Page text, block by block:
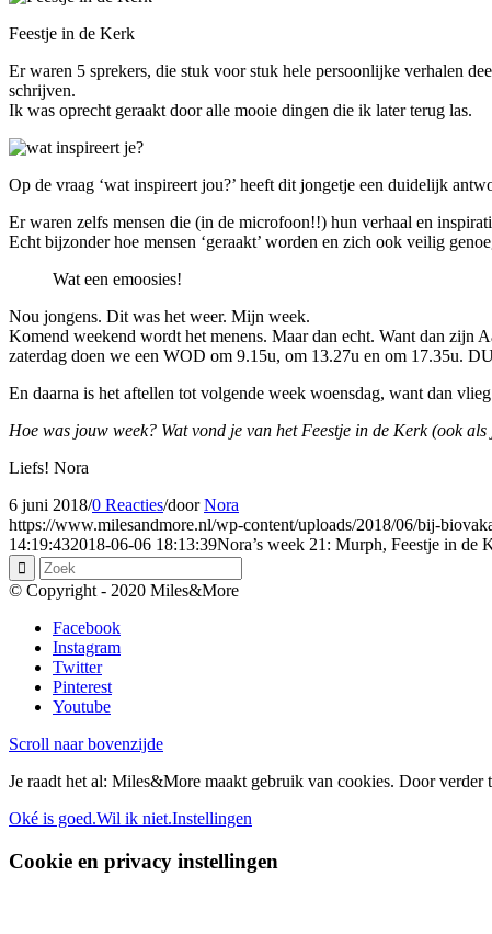
Feestje in de Kerk
Er waren 5 sprekers, die stuk voor stuk hele persoonlijke verhalen
schrijven.
Ik was oprecht geraakt door alle mooie dingen die ik later terug las.
Op de vraag ‘wat inspireert jou?’ heeft dit jongetje een duidelijk
Er waren zelfs mensen die (in de microfoon!!) hun verhaal en
Echt bijzonder hoe mensen ‘geraakt’ worden en zich ook veilig
Wat een emoosies!
Nou jongens. Dit was het weer. Mijn week.
Komend weekend wordt het menens. Maar dan echt. Want dan zijn
zaterdag doen we een WOD om 9.15u, om 13.27u en om 17.35u.
En daarna is het aftellen tot volgende week woensdag, want dan
Hoe was jouw week? Wat vond je van het Feestje in de Kerk (ook
Liefs! Nora
6 juni 2018/0 Reacties/doorNora
https://www.milesandmore.nl/wp-content/uploads/2018/06/bij-
14:19:432018-06-06 18:13:39Nora’s week 21: Murph, Feestje in de
© Copyright - 2020 Miles&More
Facebook
Instagram
Twitter
Pinterest
Youtube
Scroll naar bovenzijde
Je raadt het al: Miles&More maakt gebruik van cookies. Door verder
Oké is goed.Wil ik niet.Instellingen
Cookie en privacy instellingen